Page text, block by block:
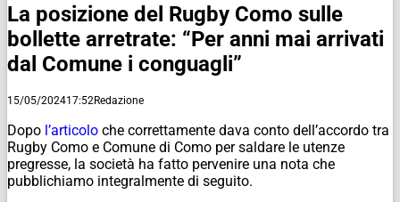
La posizione del Rugby Como sulle
bollette arretrate: “Per anni mai arrivati
dal Comune i conguagli”
15/05/202417:52Redazione
Dopo l’articolo che correttamente dava conto dell’accordo tra
Rugby Como e Comune di Como per saldare le utenze
pregresse, la società ha fatto pervenire una nota che
pubblichiamo integralmente di seguito.